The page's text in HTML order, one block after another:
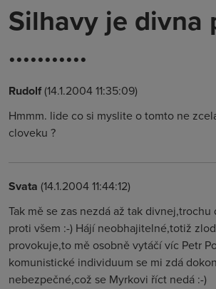
Silhavy je divna
...........
Rudolf(14.1.2004 11:35:09)
Hmmm. lide co si myslite o tomto ne
cloveku ?
Svata (14.1.2004 11:44:12)
Tak mě se zas nezdá až tak divnej,trochu
proti všem :-) Hájí neobhajitelné,totiž
provokuje,to mě osobně vytáčí víc Petr
komunistické individuum se mi zdá
nebezpečné,což se Myrkovi říct nedá :-)